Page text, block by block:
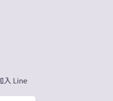
入 Line